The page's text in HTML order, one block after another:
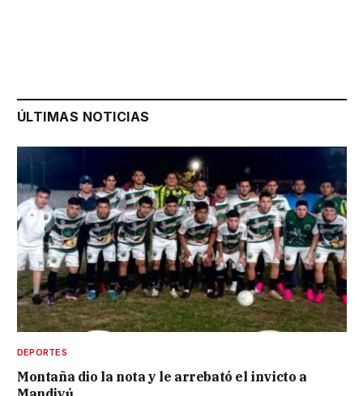
ÚLTIMAS NOTICIAS
DEPORTES
Montaña dio la nota y le arrebató el invicto a